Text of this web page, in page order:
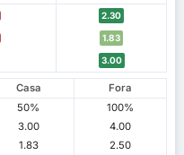
2.30
1.83
3.00
Casa
Fora
50%
100%
3.00
4.00
1.83
2.50